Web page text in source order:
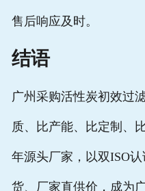
售后响应及时。
结语
广州采购活性炭初效过
质、比产能、比定制、比
年源头厂家，以双ISO
货、厂家直供价，成为